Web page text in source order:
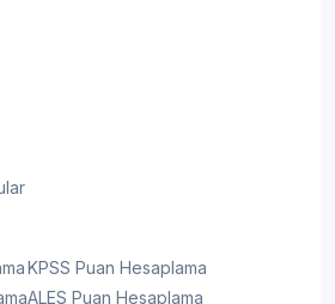
KPSS Puan Hesaplama
ALES Puan Hesaplama